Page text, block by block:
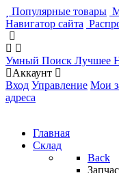
Популярные товары
Навигатор сайта
Умный Поиск Лучшее
Аккаунт
Вход Управление Мои
адреса
Главная
Склад
Back